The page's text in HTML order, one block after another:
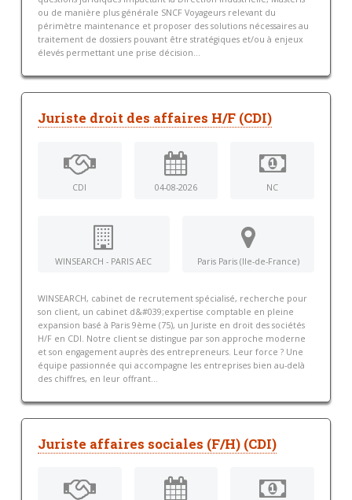
ou de manière plus générale SNCF Voyageurs relevant du
périmètre maintenance et proposer des solutions nécessaires au
traitement de dossiers pouvant être stratégiques et/ou à enjeux
élevés permettant une prise décision...
Juriste droit des affaires H/F (CDI)
CDI 04-08-2026 NC
WINSEARCH - PARIS AEC Paris Paris (Ile-de-France)
WINSEARCH, cabinet de recrutement spécialisé, recherche pour
son client, un cabinet d&#039;expertise comptable en pleine
expansion basé à Paris 9ème (75), un Juriste en droit des sociétés
H/F en CDI. Notre client se distingue par son approche moderne
et son engagement auprès des entrepreneurs. Leur force ? Une
équipe passionnée qui accompagne les entreprises bien au-delà
des chiffres, en leur offrant...
Juriste affaires sociales (F/H) (CDI)